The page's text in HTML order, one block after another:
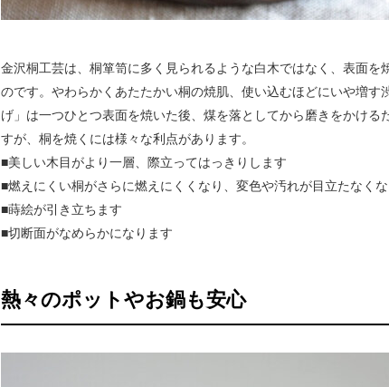
金沢桐工芸は、桐箪笥に多く見られるような白木ではなく、表面を
のです。やわらかくあたたかい桐の焼肌、使い込むほどにいや増す
げ」は一つひとつ表面を焼いた後、煤を落としてから磨きをかける
すが、桐を焼くには様々な利点があります。
■美しい木目がより一層、際立ってはっきりします
■燃えにくい桐がさらに燃えにくくなり、変色や汚れが目立たなく
■蒔絵が引き立ちます
■切断面がなめらかになります
熱々のポットやお鍋も安心